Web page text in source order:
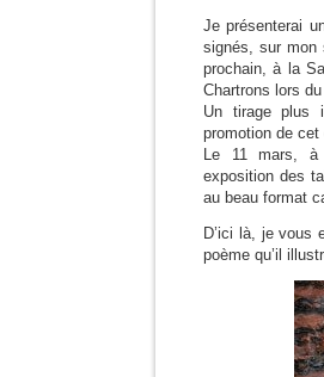
Je présenterai
signés, sur mon
prochain, à la
Chartrons lors
Un tirage plus
promotion de cet
Le 11 mars, à
exposition des
au beau format
D’ici là, je vous
poème qu’il